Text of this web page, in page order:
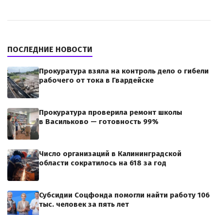
ПОСЛЕДНИЕ НОВОСТИ
Прокуратура взяла на контроль дело о гибели
рабочего от тока в Гвардейске
Прокуратура проверила ремонт школы
в Васильково — готовность 99%
Число организаций в Калининградской
области сократилось на 618 за год
Субсидии Соцфонда помогли найти работу 106
тыс. человек за пять лет